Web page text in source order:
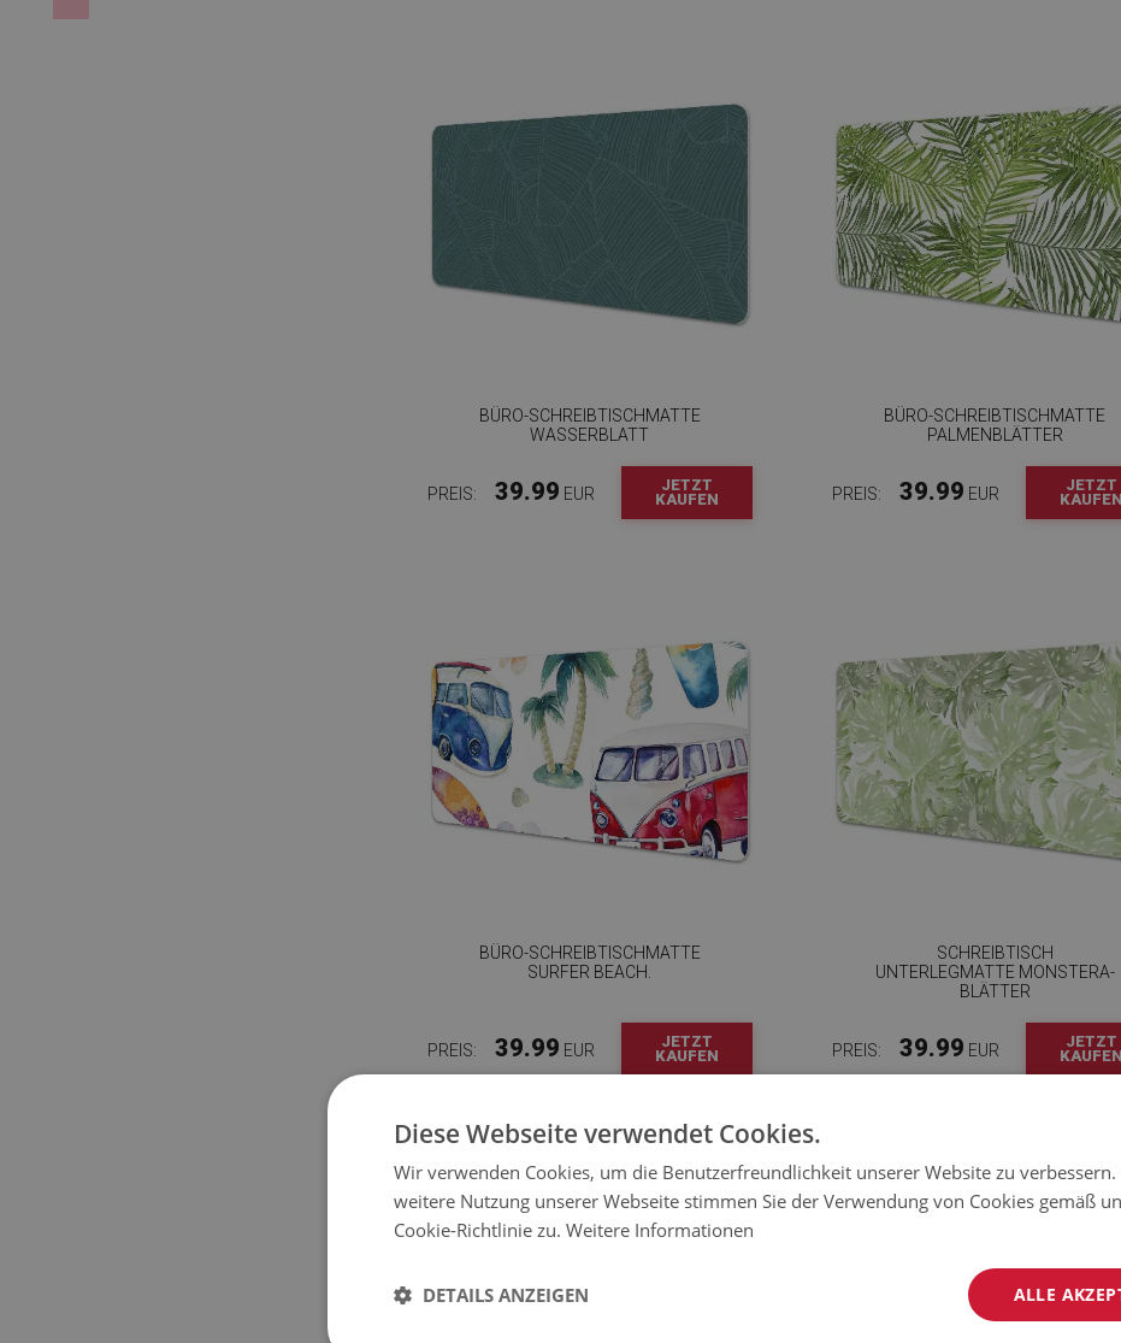
BÜRO-SCHREIBTISCHMATTE
WASSERBLATT
PREIS: 39.99 EUR
JETZT
KAUFEN
BÜRO-SCHREIBTISCHMATTE
PALMENBLÄTTER
PREIS: 39.99 EUR
JETZT
KAUFEN
BÜRO-SCHREIBTISCHMATTE
SURFER BEACH.
PREIS: 39.99 EUR
JETZT
KAUFEN
SCHREIBTISCH
UNTERLEGMATTE MONSTERA-
BLÄTTER
PREIS: 39.99 EUR
JETZT
KAUFEN
Diese Webseite verwendet Cookies.
Wir verwenden Cookies, um die Benutzerfreundlichkeit unserer Website zu
weitere Nutzung unserer Webseite stimmen Sie der Verwendung von Cookies gemäß
Cookie-Richtlinie zu. Weitere Informationen
ALLE
DETAILS ANZEIGEN